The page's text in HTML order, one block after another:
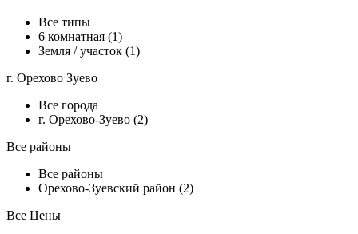
Все типы
6 комнатная (1)
Земля / участок (1)
г. Орехово Зуево
Все города
г. Орехово-Зуево (2)
Все районы
Все районы
Орехово-Зуевский район (2)
Все Цены